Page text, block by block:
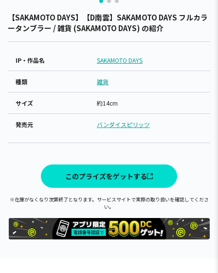
【SAKAMOTO DAYS】【D南雲】SAKAMOTO DAYS フルカラ
ータンブラー / 雑貨 (SAKAMOTO DAYS) の紹介
IP・作品名 SAKAMOTO DAYS
種類 雑貨
サイズ 約14cm
発売元 バンダイスピリッツ
このプライズをゲットする
※在庫がなくなり次第終了となります。サービスサイトで実際の取り扱いを確認してくださ
い。